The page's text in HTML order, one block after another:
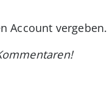
Account vergeben.